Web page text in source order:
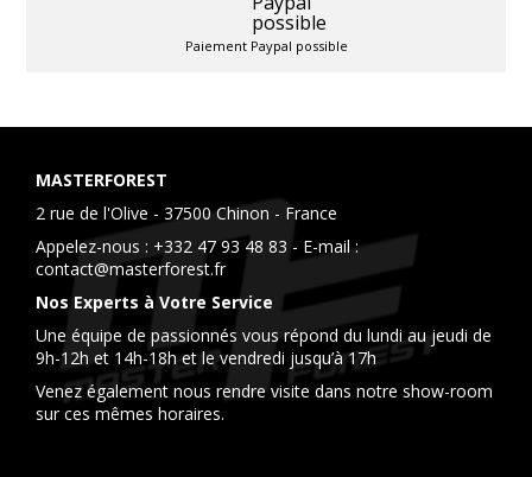
Paiement Paypal possible
MASTERFOREST
2 rue de l'Olive - 37500 Chinon - France
Appelez-nous : +332 47 93 48 83 - E-mail :
contact@masterforest.fr
Nos Experts à Votre Service
Une équipe de passionnés vous répond du lundi au jeudi de
9h-12h et 14h-18h et le vendredi jusqu’à 17h
Venez également nous rendre visite dans notre show-room
sur ces mêmes horaires.